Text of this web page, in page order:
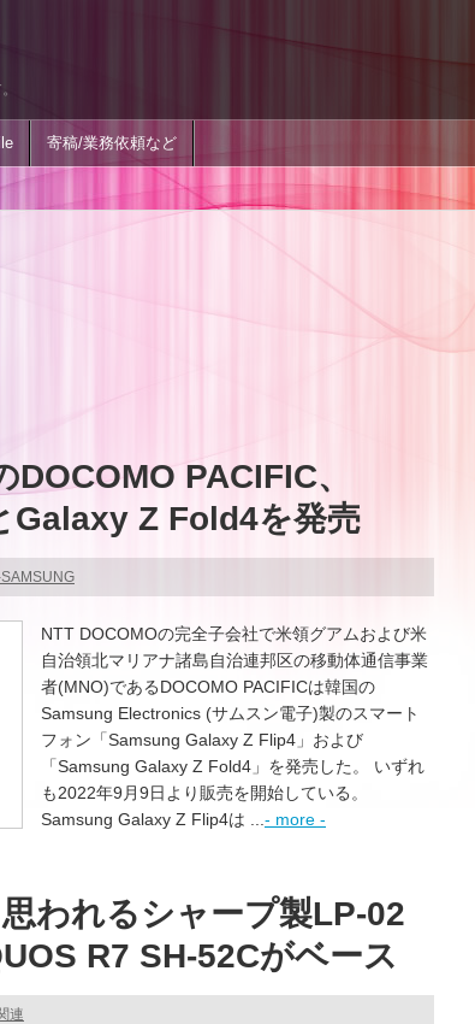
寄稿/業務依頼など
PACIFIC、
Galaxy Z Fold4を発売
NTT DOCOMOの完全子会社で米領グアムおよび米
自治領北マリアナ諸島自治連邦区の移動体通信事業
者(MNO)であるDOCOMO PACIFICは韓国の
Samsung Electronics (サムスン電子)製のスマート
フォン「Samsung Galaxy Z Flip4」および
「Samsung Galaxy Z Fold4」を発売した。 いずれ
も2022年9月9日より販売を開始している。
Samsung Galaxy Z Flip4は ... - more -
われるシャープ製LP-02
R7 SH-52Cがベース
連